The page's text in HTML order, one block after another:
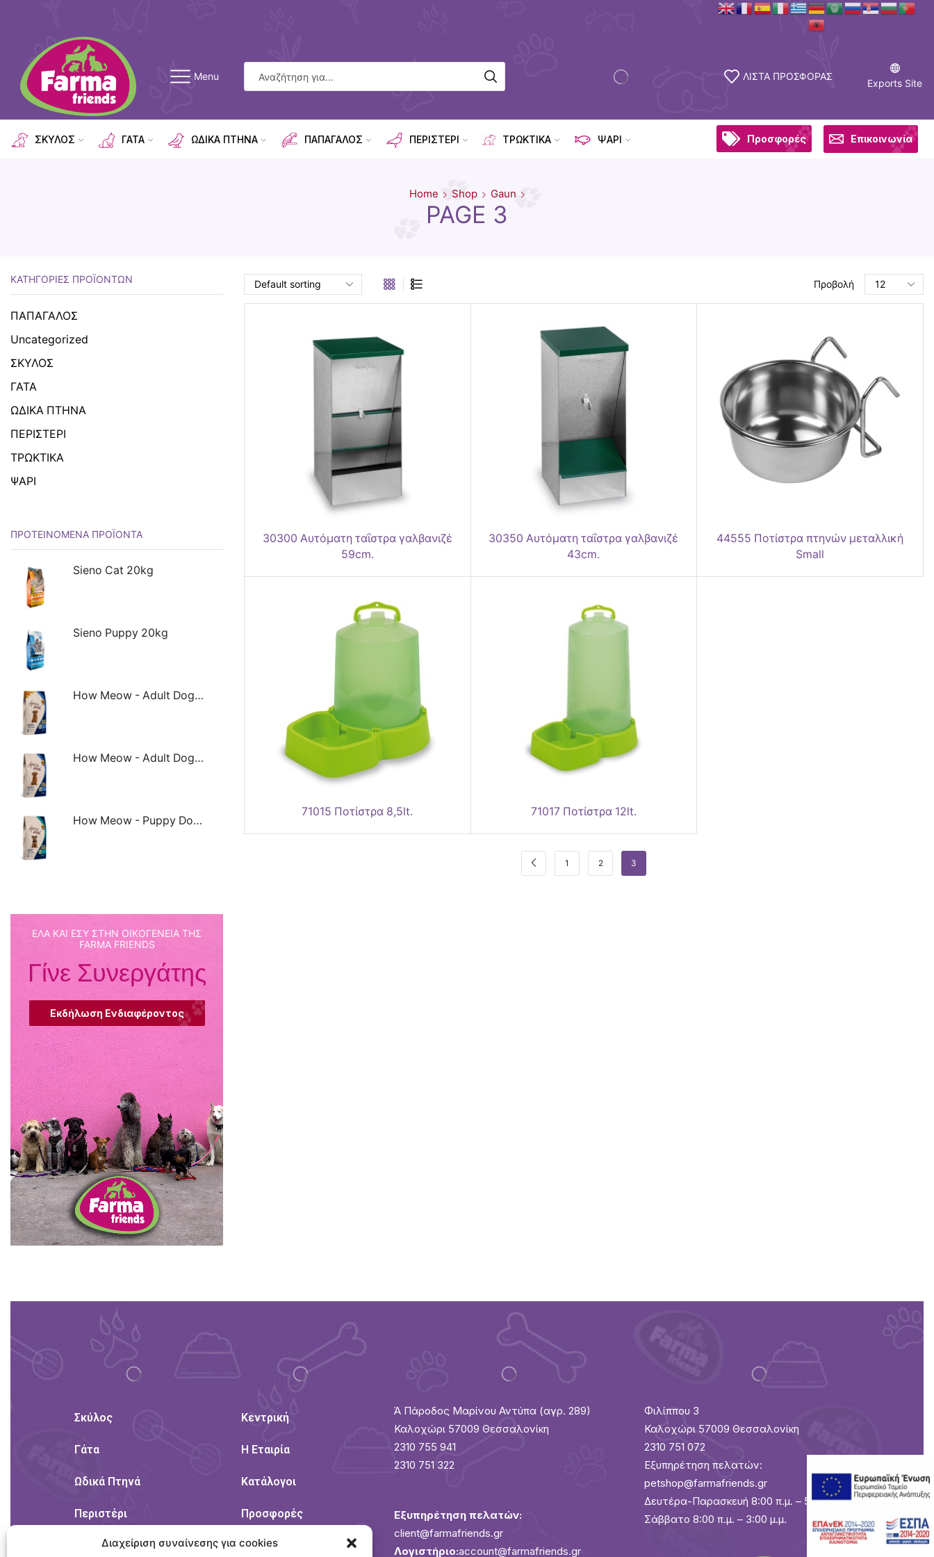
Διαχείριση συναίνεσης για cookies
Menu ΛΙΣΤΑ ΠΡΟΣΦΟΡΑΣ
Exports Site
ΣΚΥΛΟΣ ΓΑΤΑ ΩΔΙΚΑ ΠΤΗΝΑ ΠΑΠΑΓΑΛΟΣ ΠΕΡΙΣΤΕΡΙ ΤΡΩΚΤΙΚΑ ΨΑΡΙ Προσφορές Επικοινωνία
Home Shop Gaun
PAGE 3
Προβολή
30300 Αυτόματη ταΐστρα γαλβανιζέ
59cm.
30350 Αυτόματη ταΐστρα γαλβανιζέ
43cm.
44555 Ποτίστρα πτηνών μεταλλική
Small
71015 Ποτίστρα 8,5lt. 71017 Ποτίστρα 12lt.
1 2 3
ΚΑΤΗΓΟΡΊΕΣ ΠΡΟΪΌΝΤΩΝ
ΠΑΠΑΓΑΛΟΣ
Uncategorized
ΣΚΥΛΟΣ
ΓΑΤΑ
ΩΔΙΚΑ ΠΤΗΝΑ
ΠΕΡΙΣΤΕΡΙ
ΤΡΩΚΤΙΚΑ
ΨΑΡΙ
ΠΡΟΤΕΙΝΌΜΕΝΑ ΠΡΟΪΌΝΤΑ
Sieno Cat 20kg
Sieno Puppy 20kg
How Meow - Adult Dog Small Breed Lamb & Rice 8kg
How Meow - Adult Dog Small Breed Lamb & Rice 3kg
How Meow - Puppy Dog Small Breed Lamb & Rice 3kg
ΈΛΑ ΚΑΙ ΕΣΎ ΣΤΗΝ ΟΙΚΟΓΈΝΕΙΑ ΤΗΣ
FARMA FRIENDS
Γίνε Συνεργάτης
Εκδήλωση Ενδιαφέροντος
Σκύλος
Γάτα
Ωδικά Πτηνά
Περιστέρι
Τρωκτικά
Κεντρική
Η Εταιρία
Κατάλογοι
Προσφορές
Προστασία
Ά Πάροδος Μαρίνου Αντύπα (αγρ. 289)
Καλοχώρι 57009 Θεσσαλονίκη
2310 755 941
2310 751 322
Εξυπηρέτηση πελατών:
client@farmafriends.gr
Λογιστήριο:account@farmafriends.gr
Φιλίππου 3
Καλοχώρι 57009 Θεσσαλονίκη
2310 751 072
Εξυπηρέτηση πελατών:
petshop@farmafriends.gr
Δευτέρα-Παρασκευή 8:00 π.μ. – 5:30 μ.μ.
Σάββατο 8:00 π.μ. – 3:00 μ.μ.